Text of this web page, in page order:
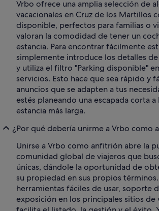
Vrbo ofrece una amplia selección de
vacacionales en Cruz de los Martillos
disponible, perfectos para familias o
valoran la comodidad de tener un
estancia. Para encontrar fácilmente
simplemente introduce los detalles
y utiliza el filtro "Parking disponible"
servicios. Esto hace que sea rápido y
anuncios que se adapten a tus
estés planeando una escapada corta a
estancia más larga.
¿Por qué debería unirme a Vrbo como
Unirse a Vrbo como anfitrión abre la
comunidad global de viajeros que
únicas, dándole la oportunidad de
su propiedad en sus propios
herramientas fáciles de usar, soporte
exposición en los principales sitios de